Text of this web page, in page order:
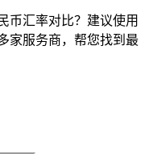
币汇率对比？建议使用
家服务商，帮您找到最